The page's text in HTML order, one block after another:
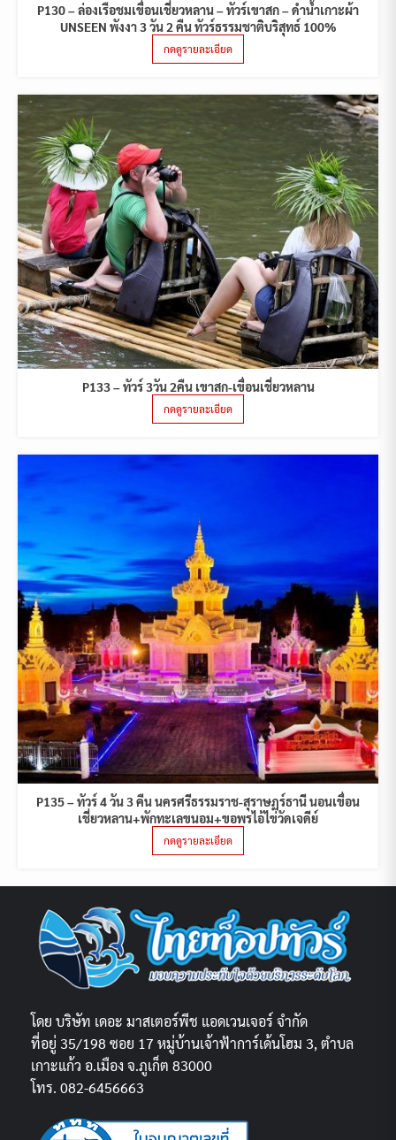
P130 – ล่องเรือชมเขื่อนเชี่ยวหลาน – ทัวร์เขาสก – ดำน้ำเกาะผ้า
UNSEEN พังงา 3 วัน 2 คืน ทัวร์ธรรมชาติบริสุทธ์ 100%
กดดูรายละเอียด
P133 – ทัวร์ 3วัน 2คืน เขาสก-เขื่อนเชี่ยวหลาน
กดดูรายละเอียด
P135 – ทัวร์ 4 วัน 3 คืน นครศรีธรรมราช-สุราษฏร์ธานี นอนเขื่อน
เชี่ยวหลาน+พักทะเลขนอม+ขอพรไอ้ไข่วัดเจดีย์
กดดูรายละเอียด
โดย บริษัท เดอะ มาสเตอร์พีช แอดเวนเจอร์ จำกัด
ที่อยู่ 35/198 ซอย 17 หมู่บ้านเจ้าฟ้าการ์เด้นโฮม 3, ตำบล
เกาะแก้ว อ.เมือง จ.ภูเก็ต 83000
โทร. 082-6456663